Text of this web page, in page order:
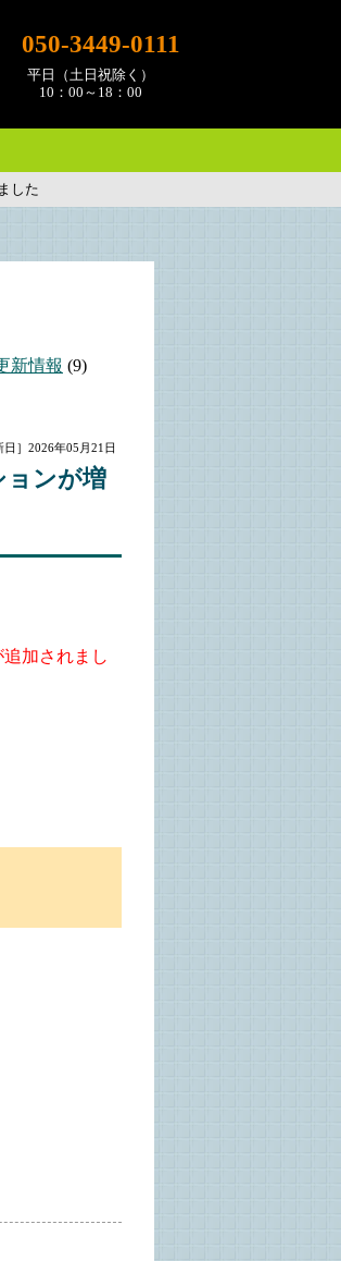
050-3449-0111
平日（土日祝除く）
10：00～18：00
した
新情報 (9)
日］2026年05月21日
ョンが増
加されまし